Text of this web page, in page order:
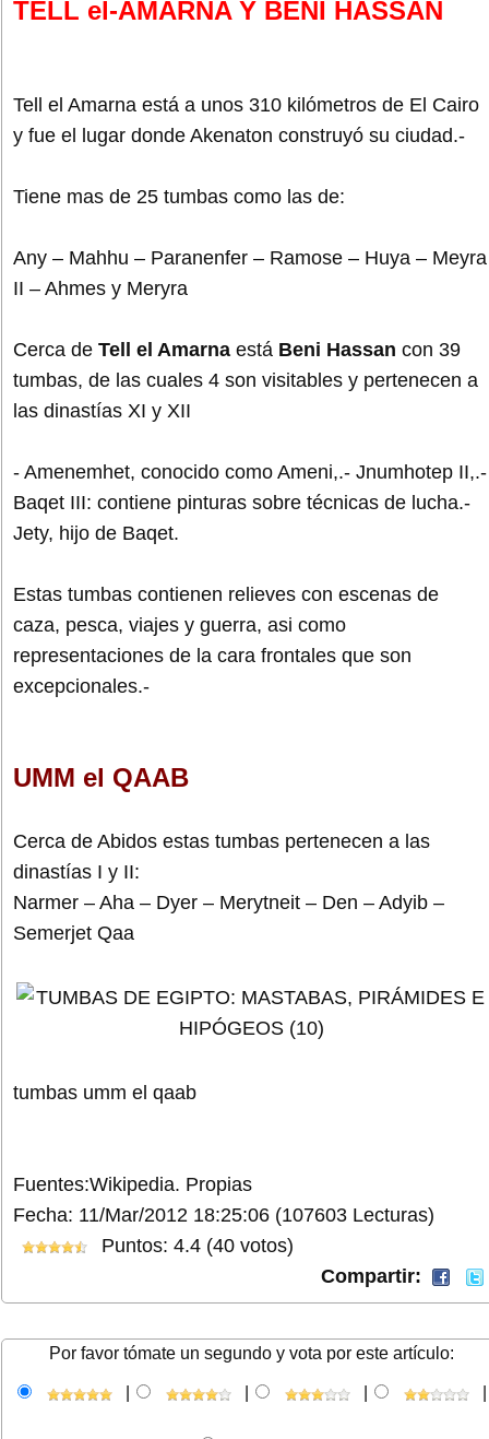
TELL el-AMARNA Y BENI HASSAN
Tell el Amarna está a unos 310 kilómetros de El Cairo
y fue el lugar donde Akenaton construyó su ciudad.-
Tiene mas de 25 tumbas como las de:
Any – Mahhu – Paranenfer – Ramose – Huya – Meyra
II – Ahmes y Meryra
Cerca de Tell el Amarna está Beni Hassan con 39
tumbas, de las cuales 4 son visitables y pertenecen a
las dinastías XI y XII
- Amenemhet, conocido como Ameni,.- Jnumhotep II,.-
Baqet III: contiene pinturas sobre técnicas de lucha.-
Jety, hijo de Baqet.
Estas tumbas contienen relieves con escenas de
caza, pesca, viajes y guerra, asi como
representaciones de la cara frontales que son
excepcionales.-
UMM el QAAB
Cerca de Abidos estas tumbas pertenecen a las
dinastías I y II:
Narmer – Aha – Dyer – Merytneit – Den – Adyib –
Semerjet Qaa
tumbas umm el qaab
Fuentes:Wikipedia. Propias
Fecha: 11/Mar/2012 18:25:06 (107603 Lecturas)
Puntos: 4.4 (40 votos)
Compartir:
Por favor tómate un segundo y vota por este artículo: